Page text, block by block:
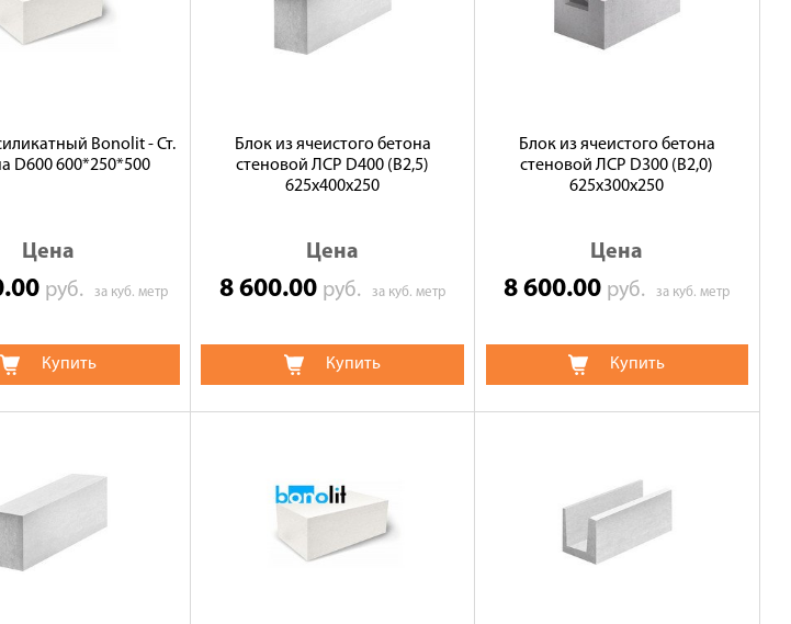
Bonolit - Ст.
D600 600*250*500
Цена
руб.за куб. метр
Купить
Блок из ячеистого бетона
стеновой ЛСР D400 (B2,5)
625х400х250
Цена
8 600.00 руб.за куб. метр
Купить
Блок из ячеистого бетона
стеновой ЛСР D300 (В2,0)
625х300х250
Цена
8 600.00 руб.за куб. метр
Купить